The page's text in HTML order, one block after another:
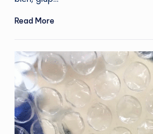
Read More